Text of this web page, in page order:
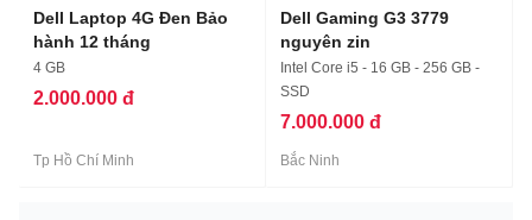
Dell Laptop 4G Đen Bảo
hành 12 tháng
4 GB
2.000.000 đ
Tp Hồ Chí Minh
Dell Gaming G3 3779
nguyên zin
Intel Core i5 - 16 GB - 256 GB -
SSD
7.000.000 đ
Bắc Ninh